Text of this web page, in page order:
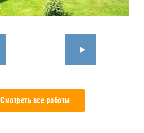
Смотреть все работы